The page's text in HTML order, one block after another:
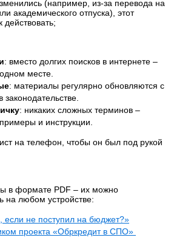
(например, из-за перевода на
академического отпуска), этот
действовать;
: вместо долгих поисков в интернете –
месте.
: материалы регулярно обновляются с
: никаких сложных терминов –
и инструкции.
на телефон, чтобы он был под рукой
в формате PDF – их можно
на любом устройстве:
если не поступил на бюджет?»
проекта «Обркредит в СПО»